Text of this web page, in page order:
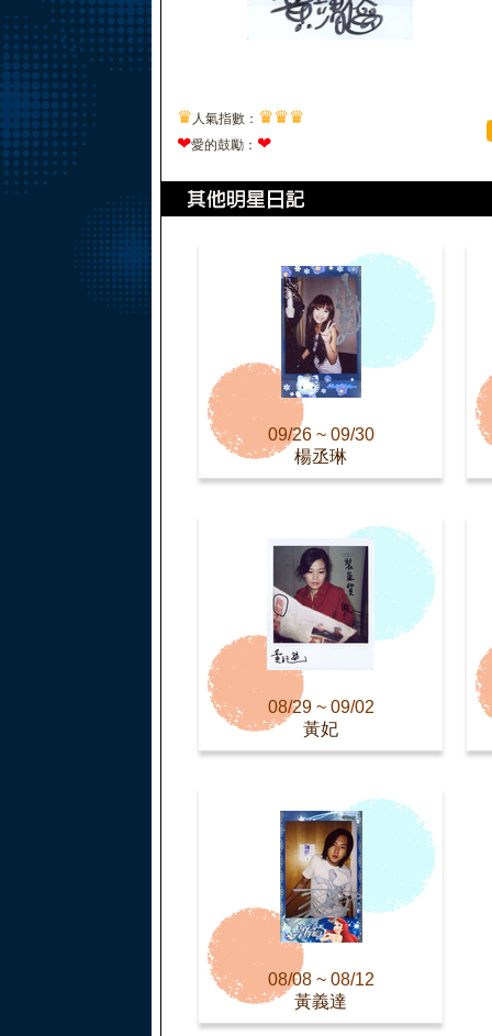
♛ 人氣指數： ♛♛♛
❤愛的鼓勵： ❤
09/26 ~ 09/30
楊丞琳
08/29 ~ 09/02
黃妃
08/08 ~ 08/12
黃義達